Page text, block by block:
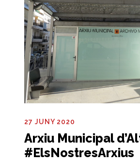
27 JUNY 2020
Arxiu Municipal
#ElsNostresArxius